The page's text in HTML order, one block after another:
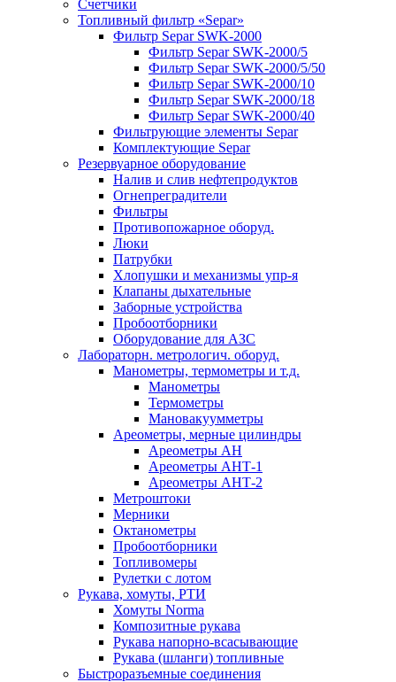
Счетчики
Топливный фильтр «Separ»
Фильтр Separ SWK-2000
Фильтр Separ SWK-2000/5
Фильтр Separ SWK-2000/5/50
Фильтр Separ SWK-2000/10
Фильтр Separ SWK-2000/18
Фильтр Separ SWK-2000/40
Фильтрующие элементы Separ
Комплектующие Separ
Резервуарное оборудование
Налив и слив нефтепродуктов
Огнепреградители
Фильтры
Противопожарное оборуд.
Люки
Патрубки
Хлопушки и механизмы упр-я
Клапаны дыхательные
Заборные устройства
Пробоотборники
Оборудование для АЗС
Лабораторн. метрологич. оборуд.
Манометры, термометры и т.д.
Манометры
Термометры
Мановакуумметры
Ареометры, мерные цилиндры
Ареометры АН
Ареометры АНТ-1
Ареометры АНТ-2
Метроштоки
Мерники
Октанометры
Пробоотборники
Топливомеры
Рулетки с лотом
Рукава, хомуты, РТИ
Хомуты Norma
Композитные рукава
Рукава напорно-всасывающие
Рукава (шланги) топливные
Быстроразъемные соединения